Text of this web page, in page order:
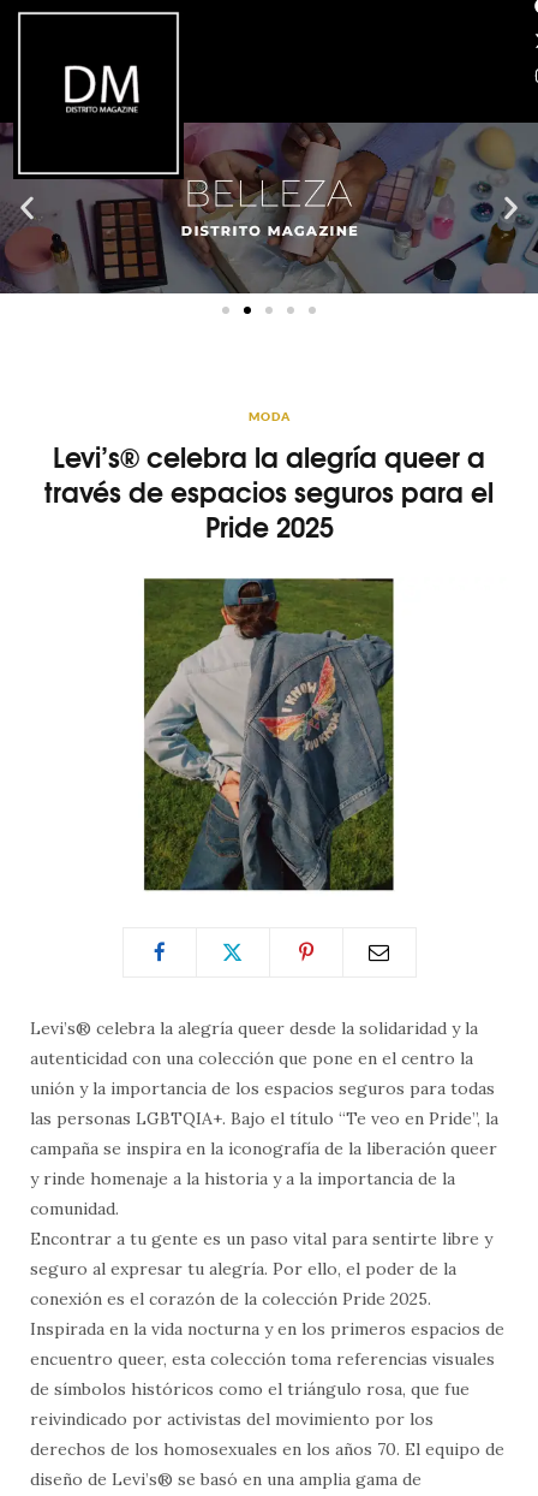
MODA
Levi’s® celebra la alegría queer a
través de espacios seguros para el
Pride 2025
Levi’s® celebra la alegría queer desde la solidaridad y la
autenticidad con una colección que pone en el centro la
unión y la importancia de los espacios seguros para todas
las personas LGBTQIA+. Bajo el título “Te veo en Pride”, la
campaña se inspira en la iconografía de la liberación queer
y rinde homenaje a la historia y a la importancia de la
comunidad.
Encontrar a tu gente es un paso vital para sentirte libre y
seguro al expresar tu alegría. Por ello, el poder de la
conexión es el corazón de la colección Pride 2025.
Inspirada en la vida nocturna y en los primeros espacios de
encuentro queer, esta colección toma referencias visuales
de símbolos históricos como el triángulo rosa, que fue
reivindicado por activistas del movimiento por los
derechos de los homosexuales en los años 70. El equipo de
diseño de Levi’s® se basó en una amplia gama de